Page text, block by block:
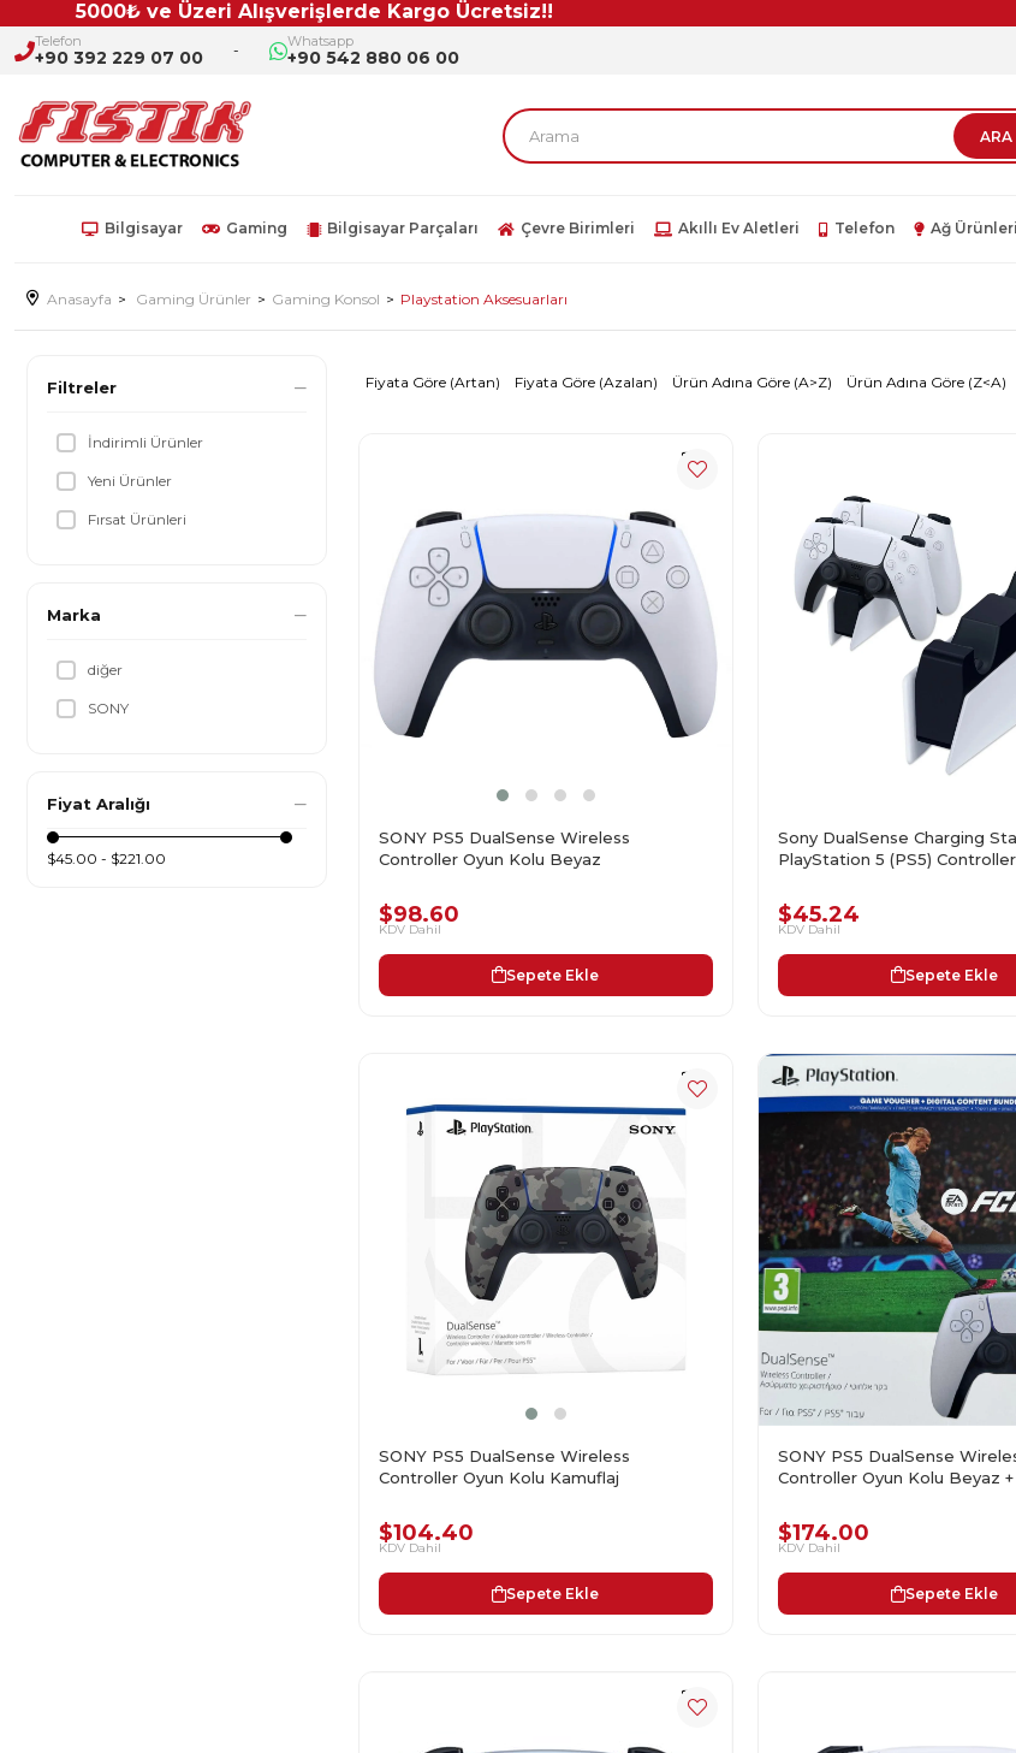
ve Üzeri Alışverişlerde Kargo Ücretsiz!!
Telefon
+90 392 229 07 00
Whatsapp
+90 542 880 06 00
Bilgisayar Gaming Bilgisayar Parçaları Çevre Birimleri Akıllı Ev Aletleri Telefon Ağ Ürünleri
Anasayfa Gaming Ürünler Gaming Konsol Playstation Aksesuarları
Filtreler
İndirimli Ürünler
Yeni Ürünler
Fırsat Ürünleri
Marka
diğer
SONY
Fiyat Aralığı
$45.00 - $221.00
Fiyata Göre (Artan) Fiyata Göre (Azalan) Ürün Adına Göre (A>Z) Ürün Adına Göre (Z<A)
SONY PS5 DualSense Wireless
Controller Oyun Kolu Beyaz
$98.60
KDV Dahil
Sepete Ekle
Sony DualSense Charging
PlayStation 5 (PS5)
$45.24
KDV Dahil
Sepete Ekle
SONY PS5 DualSense Wireless
Controller Oyun Kolu Kamuflaj
$104.40
KDV Dahil
Sepete Ekle
SONY PS5 DualSense
$174.00
KDV Dahil
Sepete Ekle